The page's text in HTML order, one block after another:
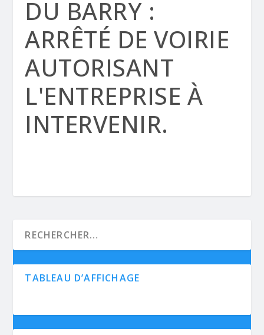
DU BARRY :
ARRÊTÉ DE VOIRIE
AUTORISANT
L'ENTREPRISE À
INTERVENIR.
TABLEAU D’AFFICHAGE